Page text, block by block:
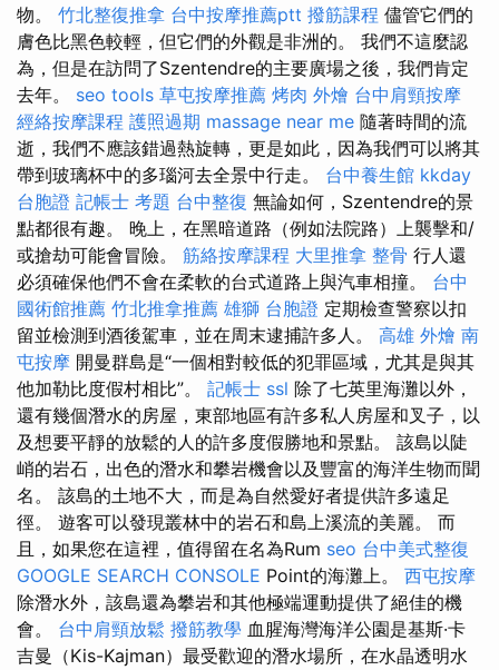
物。 竹北整復推拿 台中按摩推薦ptt 撥筋課程 儘管它們的
膚色比黑色較輕，但它們的外觀是非洲的。 我們不這麼認
為，但是在訪問了Szentendre的主要廣場之後，我們肯定
去年。 seo tools 草屯按摩推薦 烤肉 外燴 台中肩頸按摩
經絡按摩課程 護照過期 massage near me 隨著時間的流
逝，我們不應該錯過熱旋轉，更是如此，因為我們可以將其
帶到玻璃杯中的多瑙河去全景中行走。 台中養生館 kkday
台胞證 記帳士 考題 台中整復 無論如何，Szentendre的景
點都很有趣。 晚上，在黑暗道路（例如法院路）上襲擊和/
或搶劫可能會冒險。 筋絡按摩課程 大里推拿 整骨 行人還
必須確保他們不會在柔軟的台式道路上與汽車相撞。 台中
國術館推薦 竹北推拿推薦 雄獅 台胞證 定期檢查警察以扣
留並檢測到酒後駕車，並在周末逮捕許多人。 高雄 外燴 南
屯按摩 開曼群島是“一個相對較低的犯罪區域，尤其是與其
他加勒比度假村相比”。 記帳士 ssl 除了七英里海灘以外，
還有幾個潛水的房屋，東部地區有許多私人房屋和叉子，以
及想要平靜的放鬆的人的許多度假勝地和景點。 該島以陡
峭的岩石，出色的潛水和攀岩機會以及豐富的海洋生物而聞
名。 該島的土地不大，而是為自然愛好者提供許多遠足
徑。 遊客可以發現叢林中的岩石和島上溪流的美麗。 而
且，如果您在這裡，值得留在名為Rum seo 台中美式整復
GOOGLE SEARCH CONSOLE Point的海灘上。 西屯按摩
除潛水外，該島還為攀岩和其他極端運動提供了絕佳的機
會。 台中肩頸放鬆 撥筋教學 血腥海灣海洋公園是基斯·卡
吉曼（Kis-Kajman）最受歡迎的潛水場所，在水晶透明水